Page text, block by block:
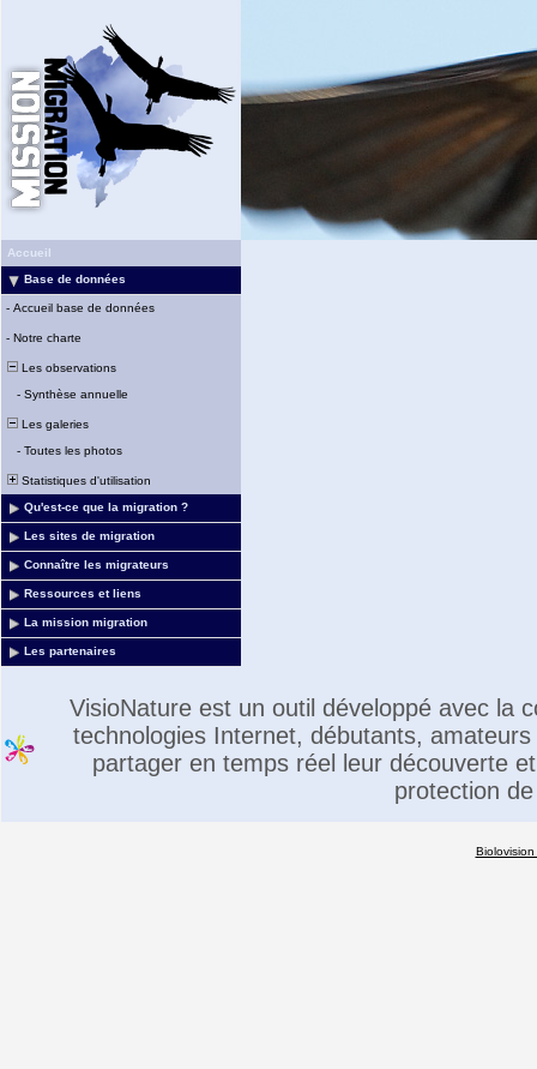
Accueil
Base de données
- Accueil base de données
- Notre charte
Les observations
- Synthèse annuelle
Les galeries
- Toutes les photos
Statistiques d'utilisation
Qu'est-ce que la migration ?
Les sites de migration
Connaître les migrateurs
Ressources et liens
La mission migration
Les partenaires
VisioNature est un outil développé avec la
technologies Internet, débutants,
partager en temps réel leur découverte
protection
Biolovision